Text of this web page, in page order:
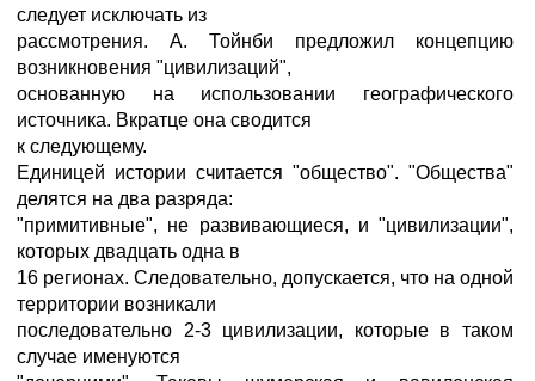
следует исключать из
рассмотрения. А. Тойнби предложил концепцию
возникновения "цивилизаций",
основанную на использовании географического
источника. Вкратце она сводится
к следующему.
Единицей истории считается "общество". "Общества"
делятся на два разряда:
"примитивные", не развивающиеся, и "цивилизации",
которых двадцать одна в
16 регионах. Следовательно, допускается, что на одной
территории возникали
последовательно 2-3 цивилизации, которые в таком
случае именуются